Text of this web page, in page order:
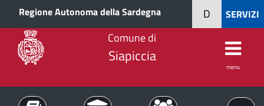
Regione Autonoma della Sardegna SERVIZI
D
Comune di
Siapiccia
menu